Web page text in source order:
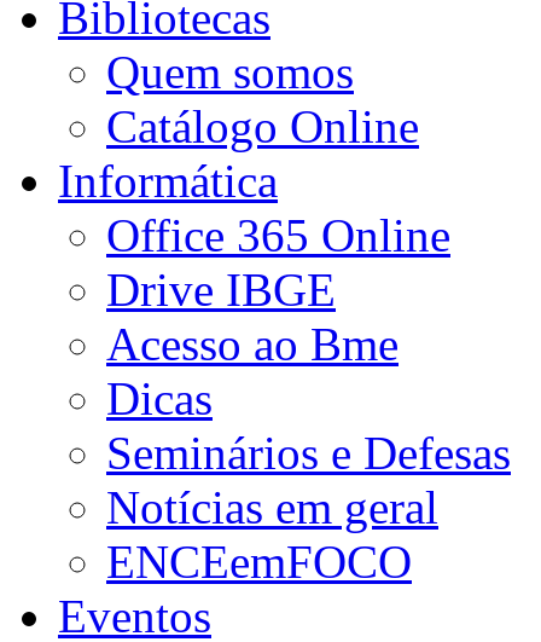
Bibliotecas
Quem somos
Catálogo Online
Informática
Office 365 Online
Drive IBGE
Acesso ao Bme
Dicas
Seminários e Defesas
Notícias em geral
ENCEemFOCO
Eventos